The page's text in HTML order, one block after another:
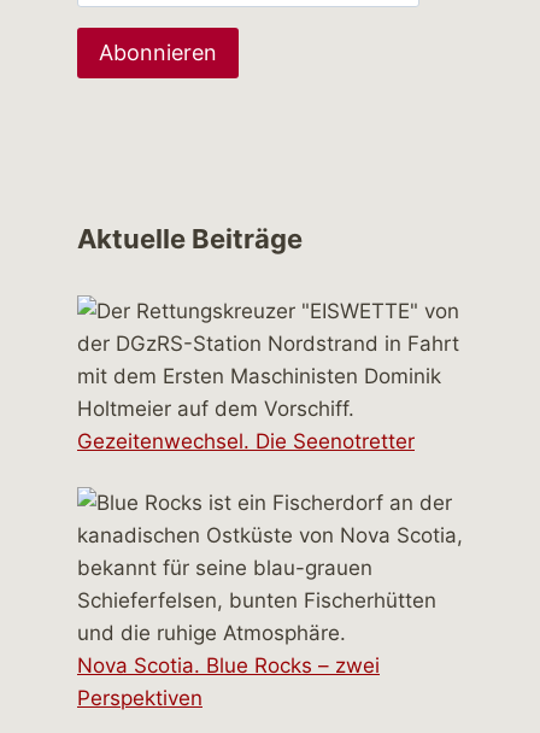
Aktuelle Beiträge
Gezeitenwechsel. Die Seenotretter
Nova Scotia. Blue Rocks – zwei
Perspektiven